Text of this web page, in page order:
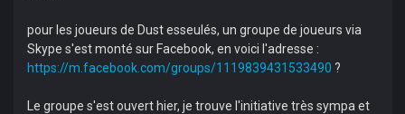
pour les joueurs de Dust esseulés, un groupe de joueurs via
Skype s'est monté sur Facebook, en voici l'adresse :
https://m.facebook.com/groups/1119839431533490 ?
Le groupe s'est ouvert hier, je trouve l'initiative très sympa et